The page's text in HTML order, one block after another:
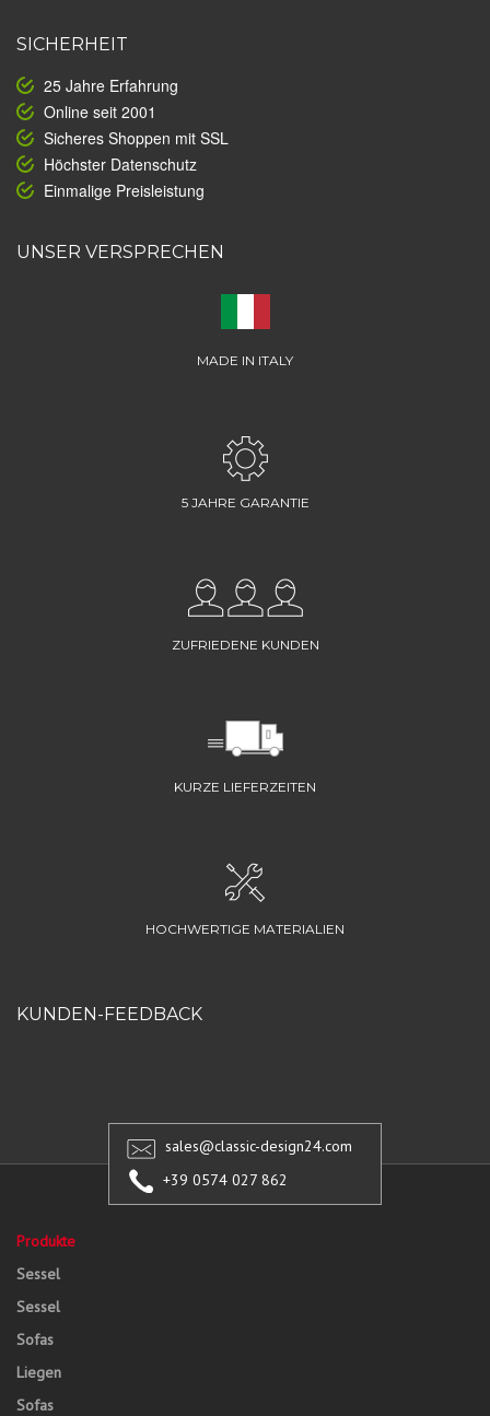
SICHERHEIT
25 Jahre Erfahrung
Online seit 2001
Sicheres Shoppen mit SSL
Höchster Datenschutz
Einmalige Preisleistung
UNSER VERSPRECHEN
MADE IN ITALY
5 JAHRE GARANTIE
ZUFRIEDENE KUNDEN
KURZE LIEFERZEITEN
HOCHWERTIGE MATERIALIEN
KUNDEN-FEEDBACK
sales@classic-design24.com
+39 0574 027 862
Produkte
Sessel
Sessel
Sofas
Liegen
Sofas